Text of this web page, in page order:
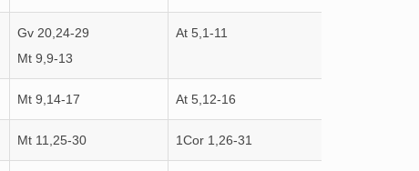
Gv 20,24-29
Mt 9,9-13
At 5,1-11
Mt 9,14-17 At 5,12-16
Mt 11,25-30 1Cor 1,26-31